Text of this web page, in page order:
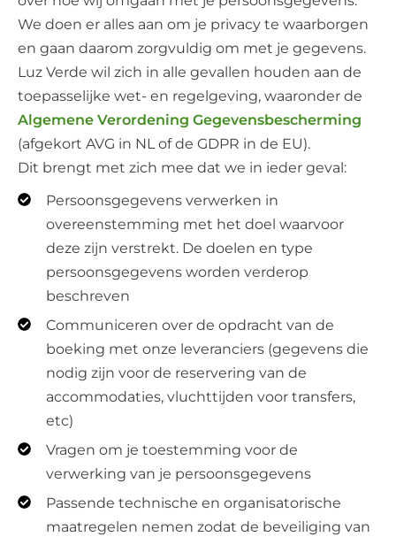
We doen er alles aan om je privacy te waarborgen
en gaan daarom zorgvuldig om met je gegevens.
Luz Verde wil zich in alle gevallen houden aan de
toepasselijke wet- en regelgeving, waaronder de
Algemene Verordening Gegevensbescherming
(afgekort AVG in NL of de GDPR in de EU).
Dit brengt met zich mee dat we in ieder geval:
Persoonsgegevens verwerken in
overeenstemming met het doel waarvoor
deze zijn verstrekt. De doelen en type
persoonsgegevens worden verderop
beschreven
Communiceren over de opdracht van de
boeking met onze leveranciers (gegevens die
nodig zijn voor de reservering van de
accommodaties, vluchttijden voor transfers,
etc)
Vragen om je toestemming voor de
verwerking van je persoonsgegevens
Passende technische en organisatorische
maatregelen nemen zodat de beveiliging van